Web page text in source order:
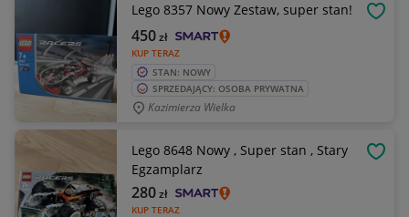
Lego 8357 Nowy Zestaw, super stan!
KUP TERAZ
450zł
STAN: NOWY
SPRZEDAJĄCY: OSOBA PRYWATNA
Kazimierza Wielka
Lego 8648 Nowy , Super stan , Stary
Egzamplarz
KUP TERAZ
280zł